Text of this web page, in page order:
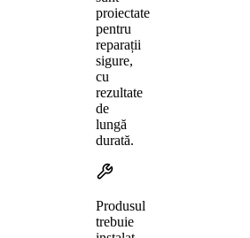
proiectate
pentru
reparații
sigure,
cu
rezultate
de
lungă
durată.
Produsul
trebuie